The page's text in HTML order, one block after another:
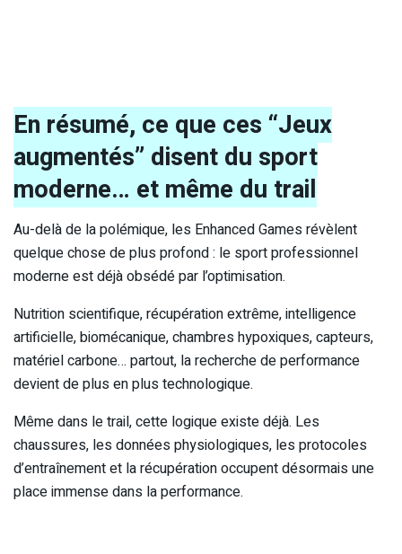
En résumé, ce que ces “Jeux
augmentés” disent du sport
moderne… et même du trail
Au-delà de la polémique, les Enhanced Games révèlent
quelque chose de plus profond : le sport professionnel
moderne est déjà obsédé par l’optimisation.
Nutrition scientifique, récupération extrême, intelligence
artificielle, biomécanique, chambres hypoxiques, capteurs,
matériel carbone… partout, la recherche de performance
devient de plus en plus technologique.
Même dans le trail, cette logique existe déjà. Les
chaussures, les données physiologiques, les protocoles
d’entraînement et la récupération occupent désormais une
place immense dans la performance.